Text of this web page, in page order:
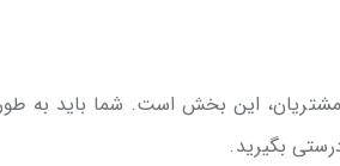
این بخش است. شما باید به
بگیرید.